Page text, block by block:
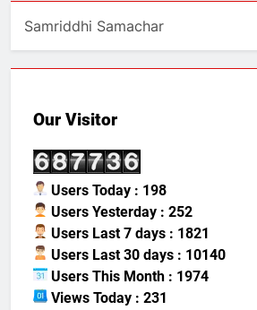
Samriddhi Samachar
Our Visitor
Users Today : 198
Users Yesterday : 252
Users Last 7 days : 1821
Users Last 30 days : 10140
Users This Month : 1974
Views Today : 231